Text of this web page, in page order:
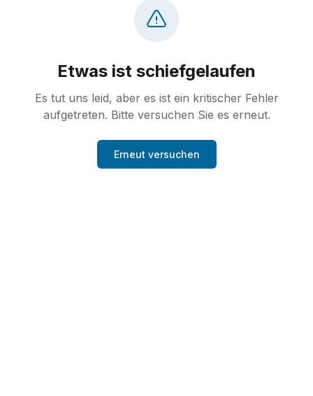
Etwas ist schiefgelaufen
Es tut uns leid, aber es ist ein kritischer Fehler
aufgetreten. Bitte versuchen Sie es erneut.
Erneut versuchen